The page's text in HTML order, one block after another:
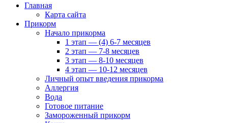
Главная
Карта сайта
Прикорм
Начало прикорма
1 этап — (4) 6-7 месяцев
2 этап — 7-8 месяцев
3 этап — 8-10 месяцев
4 этап — 10-12 месяцев
Личный опыт введения прикорма
Аллергия
Вода
Готовое питание
Замороженный прикорм